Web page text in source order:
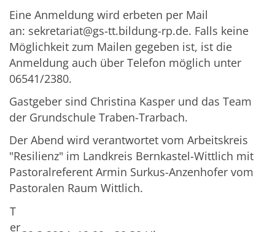
Eine Anmeldung wird erbeten per Mail
an: sekretariat@gs-tt.bildung-rp.de. Falls keine
Möglichkeit zum Mailen gegeben ist, ist die
Anmeldung auch über Telefon möglich unter
06541/2380.
Gastgeber sind Christina Kasper und das Team
der Grundschule Traben-Trarbach.
Der Abend wird verantwortet vom Arbeitskreis
"Resilienz" im Landkreis Bernkastel-Wittlich mit
Pastoralreferent Armin Surkus-Anzenhofer vom
Pastoralen Raum Wittlich.
T
er